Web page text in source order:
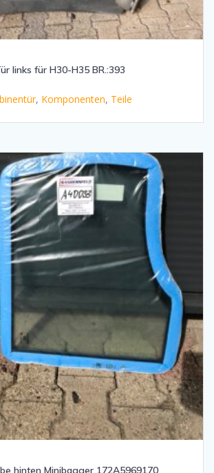
links für H30-H35 BR.:393
, Komponenten, Teile